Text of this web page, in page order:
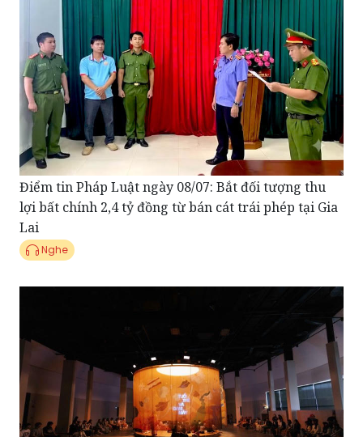
Điểm tin Pháp Luật ngày 08/07: Bắt đối tượng thu
lợi bất chính 2,4 tỷ đồng từ bán cát trái phép tại Gia
Lai
Nghe